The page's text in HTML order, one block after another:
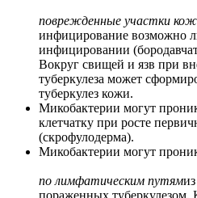
поврежденные участки
инфицирование возможно
инфицировании
Вокруг свищей и язв при
туберкулеза может
туберкулез кожи.
Микобактерии могут
клетчатку при росте
(скрофулодерма).
Микобактерии могут
по лимфатическим путям